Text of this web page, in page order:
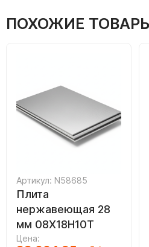
ПОХОЖИЕ
Артикул: N58685
Плита
нержавеющая 28
мм 08Х18Н10Т
Цена: